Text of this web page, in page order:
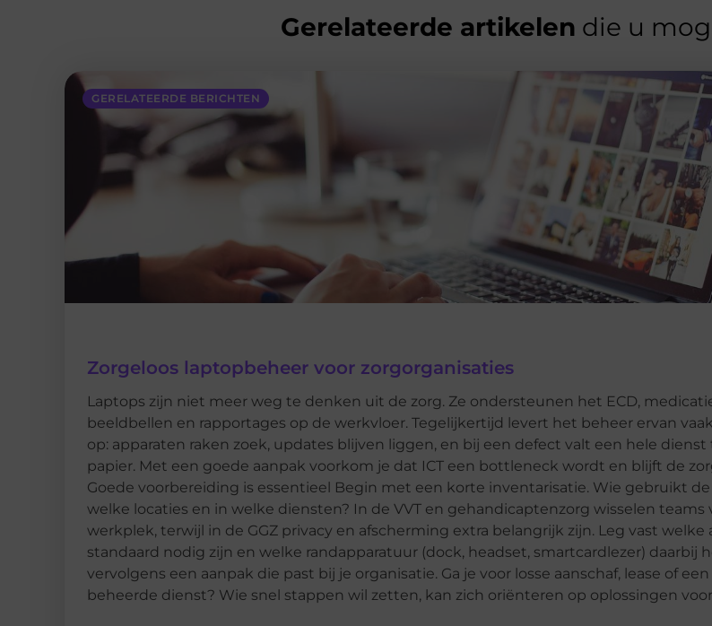
Gerelateerde artikelen die u
GERELATEERDE BERICHTEN
Zorgeloos laptopbeheer voor zorgorganisaties
Laptops zijn niet meer weg te denken uit de zorg. Ze ondersteunen het ECD,
beeldbellen en rapportages op de werkvloer. Tegelijkertijd levert het beheer ervan
op: apparaten raken zoek, updates blijven liggen, en bij een defect valt een hele
papier. Met een goede aanpak voorkom je dat ICT een bottleneck wordt en blijft de
Goede voorbereiding is essentieel Begin met een korte inventarisatie. Wie gebruikt
welke locaties en in welke diensten? In de VVT en gehandicaptenzorg wisselen teams
werkplek, terwijl in de GGZ privacy en afscherming extra belangrijk zijn. Leg vast welke
standaard nodig zijn en welke randapparatuur (dock, headset, smartcardlezer) daarbij
vervolgens een aanpak die past bij je organisatie. Ga je voor losse aanschaf, lease of
beheerde dienst? Wie snel stappen wil zetten, kan zich oriënteren op oplossingen